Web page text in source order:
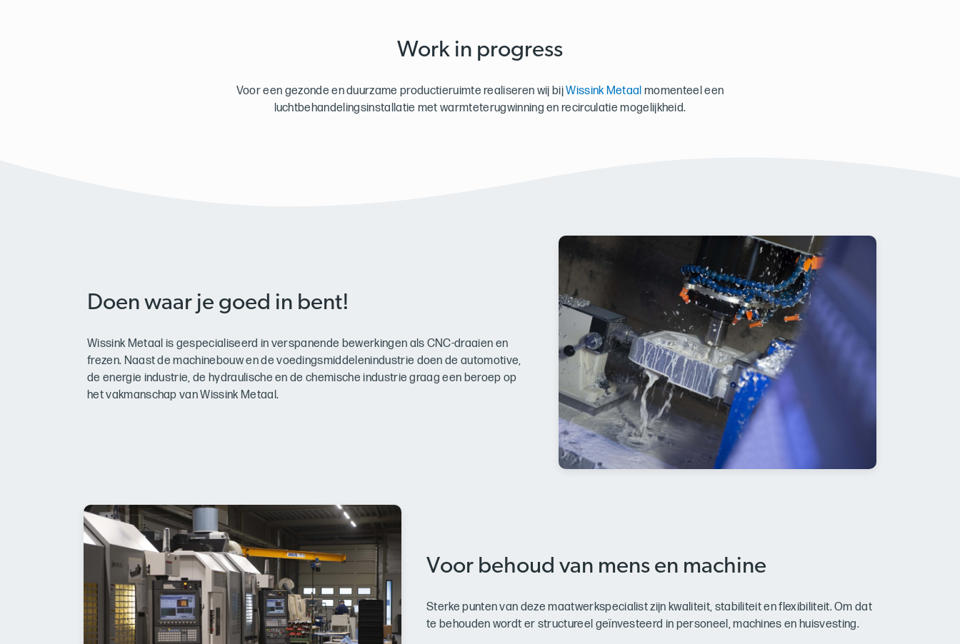
Work in progress
Voor een gezonde en duurzame productieruimte realiseren wij bijWissink Metaalmomenteel een
luchtbehandelingsinstallatie met warmteterugwinning en recirculatie mogelijkheid.
Doen waar je goed in bent!
Wissink Metaal is gespecialiseerd in verspanende bewerkingen als CNC-draaien en
frezen. Naast de machinebouw en de voedingsmiddelenindustrie doen de automotive,
de energie industrie, de hydraulische en de chemische industrie graag een beroep op
het vakmanschap van Wissink Metaal.
Voor behoud van mens en machine
Sterke punten van deze maatwerkspecialist zijn kwaliteit, stabiliteit en flexibiliteit. Om dat
te behouden wordt er structureel geïnvesteerd in personeel, machines en huisvesting.